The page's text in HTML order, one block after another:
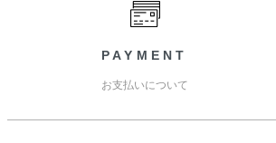
PAYMENT
お支払いについて